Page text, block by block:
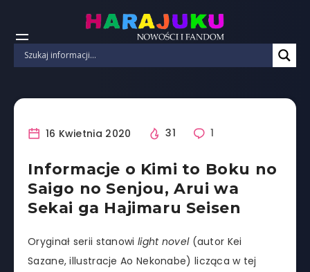
16 Kwietnia 2020 31 1
Informacje o Kimi to Boku no
Saigo no Senjou, Arui wa
Sekai ga Hajimaru Seisen
Oryginał serii stanowi light novel(autor Kei
Sazane, illustracje Ao Nekonabe) licząca w tej